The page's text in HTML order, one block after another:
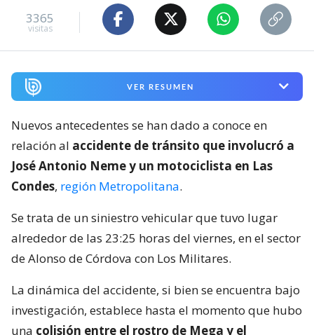
3365
visitas
VER RESUMEN
Nuevos antecedentes se han dado a conoce en
relación al accidente de tránsito que involucró a
José Antonio Neme y un motociclista en Las
Condes, región Metropolitana.
Se trata de un siniestro vehicular que tuvo lugar
alrededor de las 23:25 horas del viernes, en el sector
de Alonso de Córdova con Los Militares.
La dinámica del accidente, si bien se encuentra bajo
investigación, establece hasta el momento que hubo
una colisión entre el rostro de Mega y el